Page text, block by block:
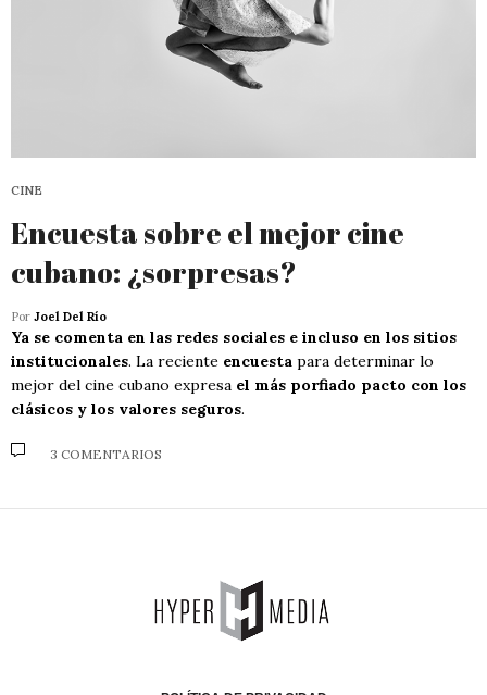
CINE
Encuesta sobre el mejor cine
cubano: ¿sorpresas?
Por Joel Del Río
Ya se comenta en las redes sociales e incluso en los sitios
institucionales. La reciente encuesta para determinar lo
mejor del cine cubano expresa el más porfiado pacto con los
clásicos y los valores seguros.
3 COMENTARIOS